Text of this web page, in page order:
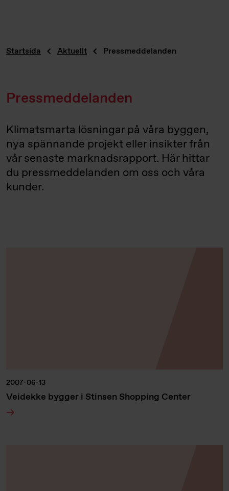
Startsida Aktuellt Pressmeddelanden
Pressmeddelanden
Klimatsmarta lösningar på våra byggen,
nya spännande projekt eller insikter från
vår senaste marknadsrapport. Här hittar
du pressmeddelanden om oss och våra
kunder.
2007-06-13
Veidekke bygger i Stinsen Shopping Center